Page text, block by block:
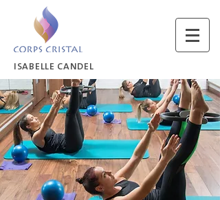
ISABELLE CANDEL